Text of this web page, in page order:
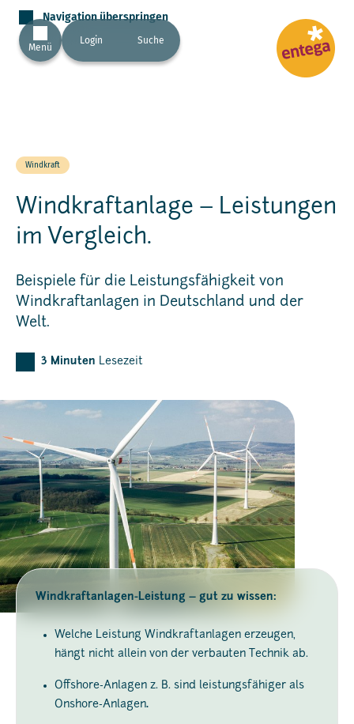
Navigation überspringen
Menü
Login Suche
Windkraft
Windkraftanlage – Leistungen
im Vergleich.
Beispiele für die Leistungsfähigkeit von
Windkraftanlagen in Deutschland und der
Welt.
3 Minuten Lesezeit
Windkraftanlagen-Leistung – gut zu wissen:
Welche Leistung Windkraftanlagen erzeugen,
hängt nicht allein von der verbauten Technik ab.
Offshore-Anlagen z. B. sind leistungsfähiger als
Onshore-Anlagen.